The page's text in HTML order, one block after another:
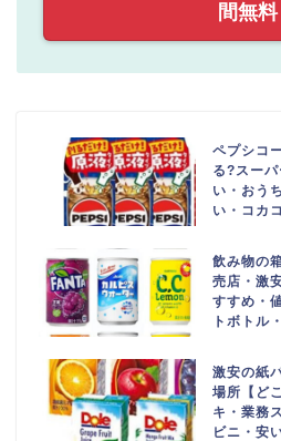
間無料
ペプシコ
る?スー
い・おう
い・コカ
飲み物の
売店・激
すすめ・
トボトル
激安の紙
場所【ど
キ・業務
ビニ・安